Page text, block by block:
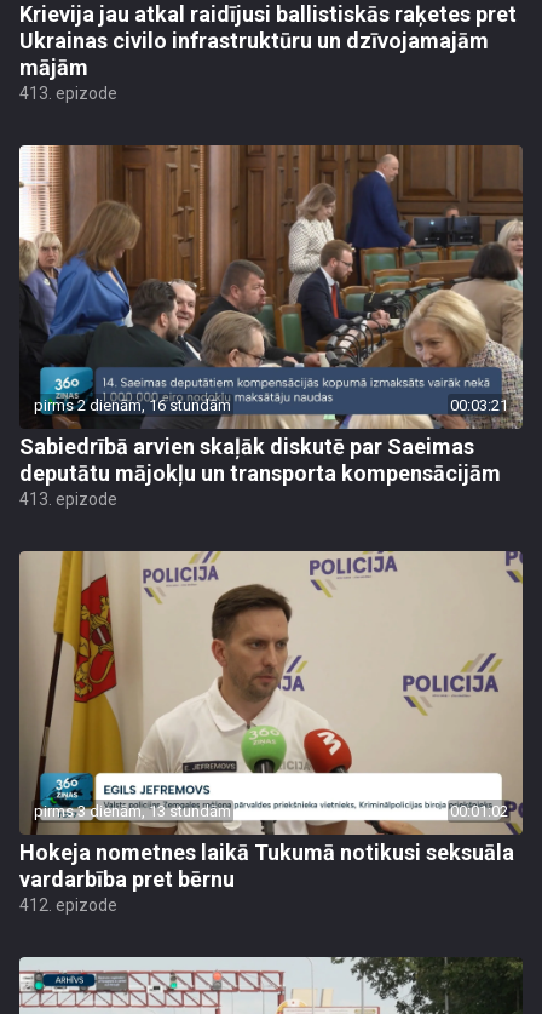
Krievija jau atkal raidījusi ballistiskās raķetes pret
Ukrainas civilo infrastruktūru un dzīvojamajām
mājām
413. epizode
pirms 2 dienām, 16 stundām 00:03:21
Sabiedrībā arvien skaļāk diskutē par Saeimas
deputātu mājokļu un transporta kompensācijām
413. epizode
pirms 3 dienām, 13 stundām 00:01:02
Hokeja nometnes laikā Tukumā notikusi seksuāla
vardarbība pret bērnu
412. epizode